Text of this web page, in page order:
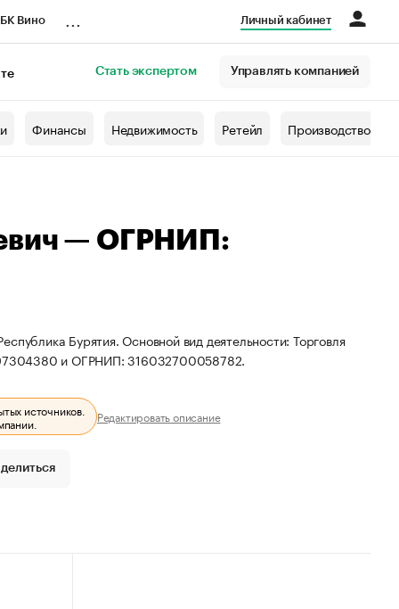
Вино Личный кабинет
Стать экспертом Управлять компанией
Финансы Недвижимость Ретейл Производство
— ОГРНИП:
Бурятия. Основной вид деятельности: Торговля
и ОГРНИП: 316032700058782.
источников. Редактировать описание